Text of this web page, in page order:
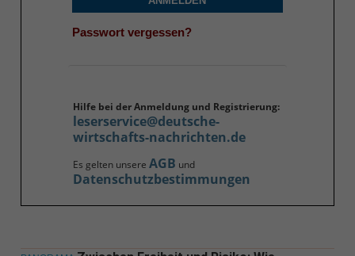
Passwort vergessen?
Hilfe bei der Anmeldung und Registrierung:
leserservice@deutsche-
wirtschafts-nachrichten.de
Es gelten unsere AGB und
Datenschutzbestimmungen